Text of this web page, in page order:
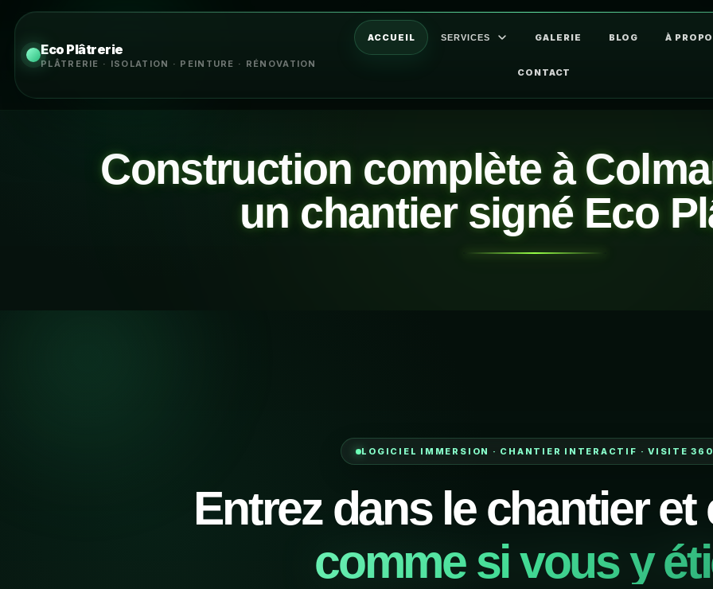
Eco Plâtrerie
PLÂTRERIE · ISOLATION · PEINTURE · RÉNOVATION
ACCUEIL SERVICES GALERIE BLOG À
CONTACT
Construction complète à
un chantier signé Eco
LOGICIEL IMMERSION · CHANTIER INTERACTIF · VISITE 360
Entrez dans le chantier et
comme si vous y